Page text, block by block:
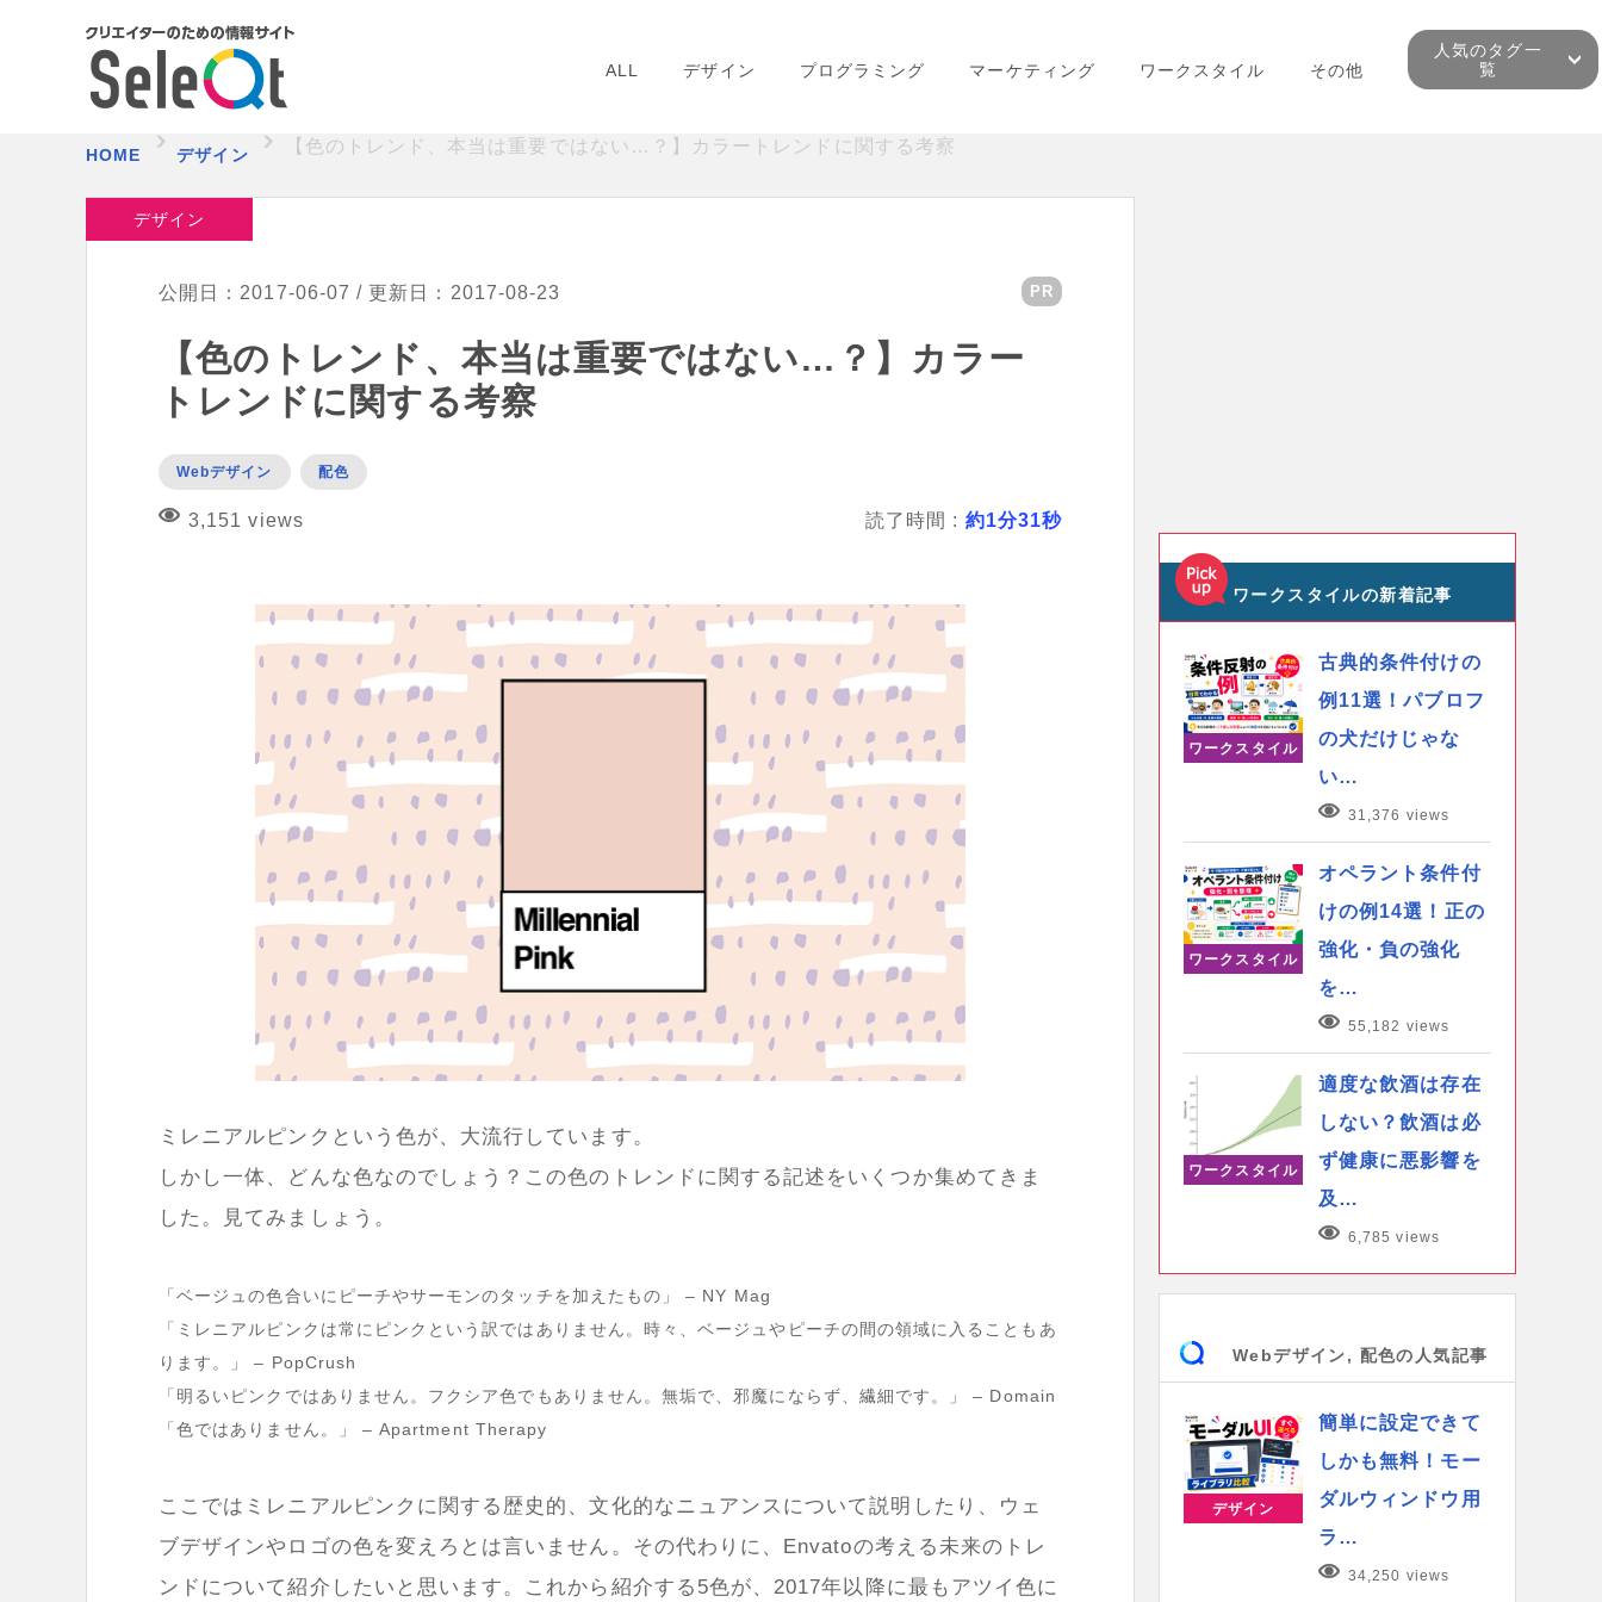
ALL デザイン プログラミング マーケティング ワークスタイル その他
人気のタグ一
覧
HOME デザイン 【色のトレンド、本当は重要ではない…？】カラートレンドに関する考察
デザイン
公開日：2017-06-07 / 更新日：2017-08-23 PR
【色のトレンド、本当は重要ではない…？】カラー
トレンドに関する考察
Webデザイン 配色
3,151 views 読了時間 : 約1分31秒
ミレニアルピンクという色が、大流行しています。
しかし一体、どんな色なのでしょう？この色のトレンドに関する記述をいくつか集めてきま
した。見てみましょう。
「ベージュの色合いにピーチやサーモンのタッチを加えたもの」 – NY Mag
「ミレニアルピンクは常にピンクという訳ではありません。時々、ベージュやピーチの間の領域に入ることもあ
ります。」 – PopCrush
「明るいピンクではありません。フクシア色でもありません。無垢で、邪魔にならず、繊細です。」 – Domain
「色ではありません。」 – Apartment Therapy
ここではミレニアルピンクに関する歴史的、文化的なニュアンスについて説明したり、ウェ
ブデザインやロゴの色を変えろとは言いません。その代わりに、Envatoの考える未来のトレ
ンドについて紹介したいと思います。これから紹介する5色が、2017年以降に最もアツイ色に
ワークスタイルの新着記事
ワークスタイル
古典的条件付けの
例11選！パブロフ
の犬だけじゃな
い…
31,376 views
ワークスタイル
オペラント条件付
けの例14選！正の
強化・負の強化
を…
55,182 views
ワークスタイル
適度な飲酒は存在
しない？飲酒は必
ず健康に悪影響を
及…
6,785 views
Webデザイン, 配色の人気記事
デザイン
簡単に設定できて
しかも無料！モー
ダルウィンドウ用
ラ…
34,250 views